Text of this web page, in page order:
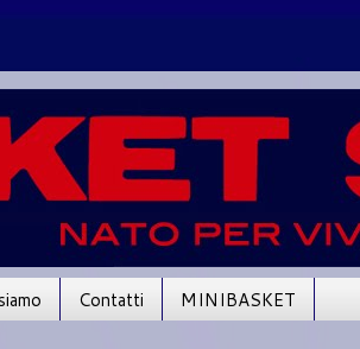
Contatti MINIBASKET